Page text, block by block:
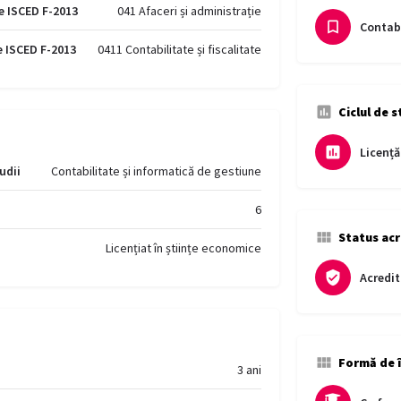
F-2013 041 Afaceri și administrație
F-2013 0411 Contabilitate și fiscalitate
Contabilitate și informatică de gestiune
6
Licențiat în științe economice
3 ani
Ciclul de
Licență
Status
Formă de